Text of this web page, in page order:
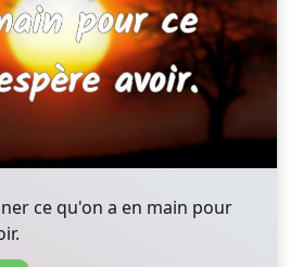
ce qu'on a en main pour